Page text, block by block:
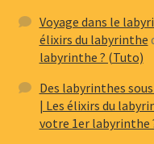
Voyage dans le
élixirs du labyrinthe
labyrinthe ? (Tuto)
Des labyrinthes
| Les élixirs du
votre 1er labyrinthe